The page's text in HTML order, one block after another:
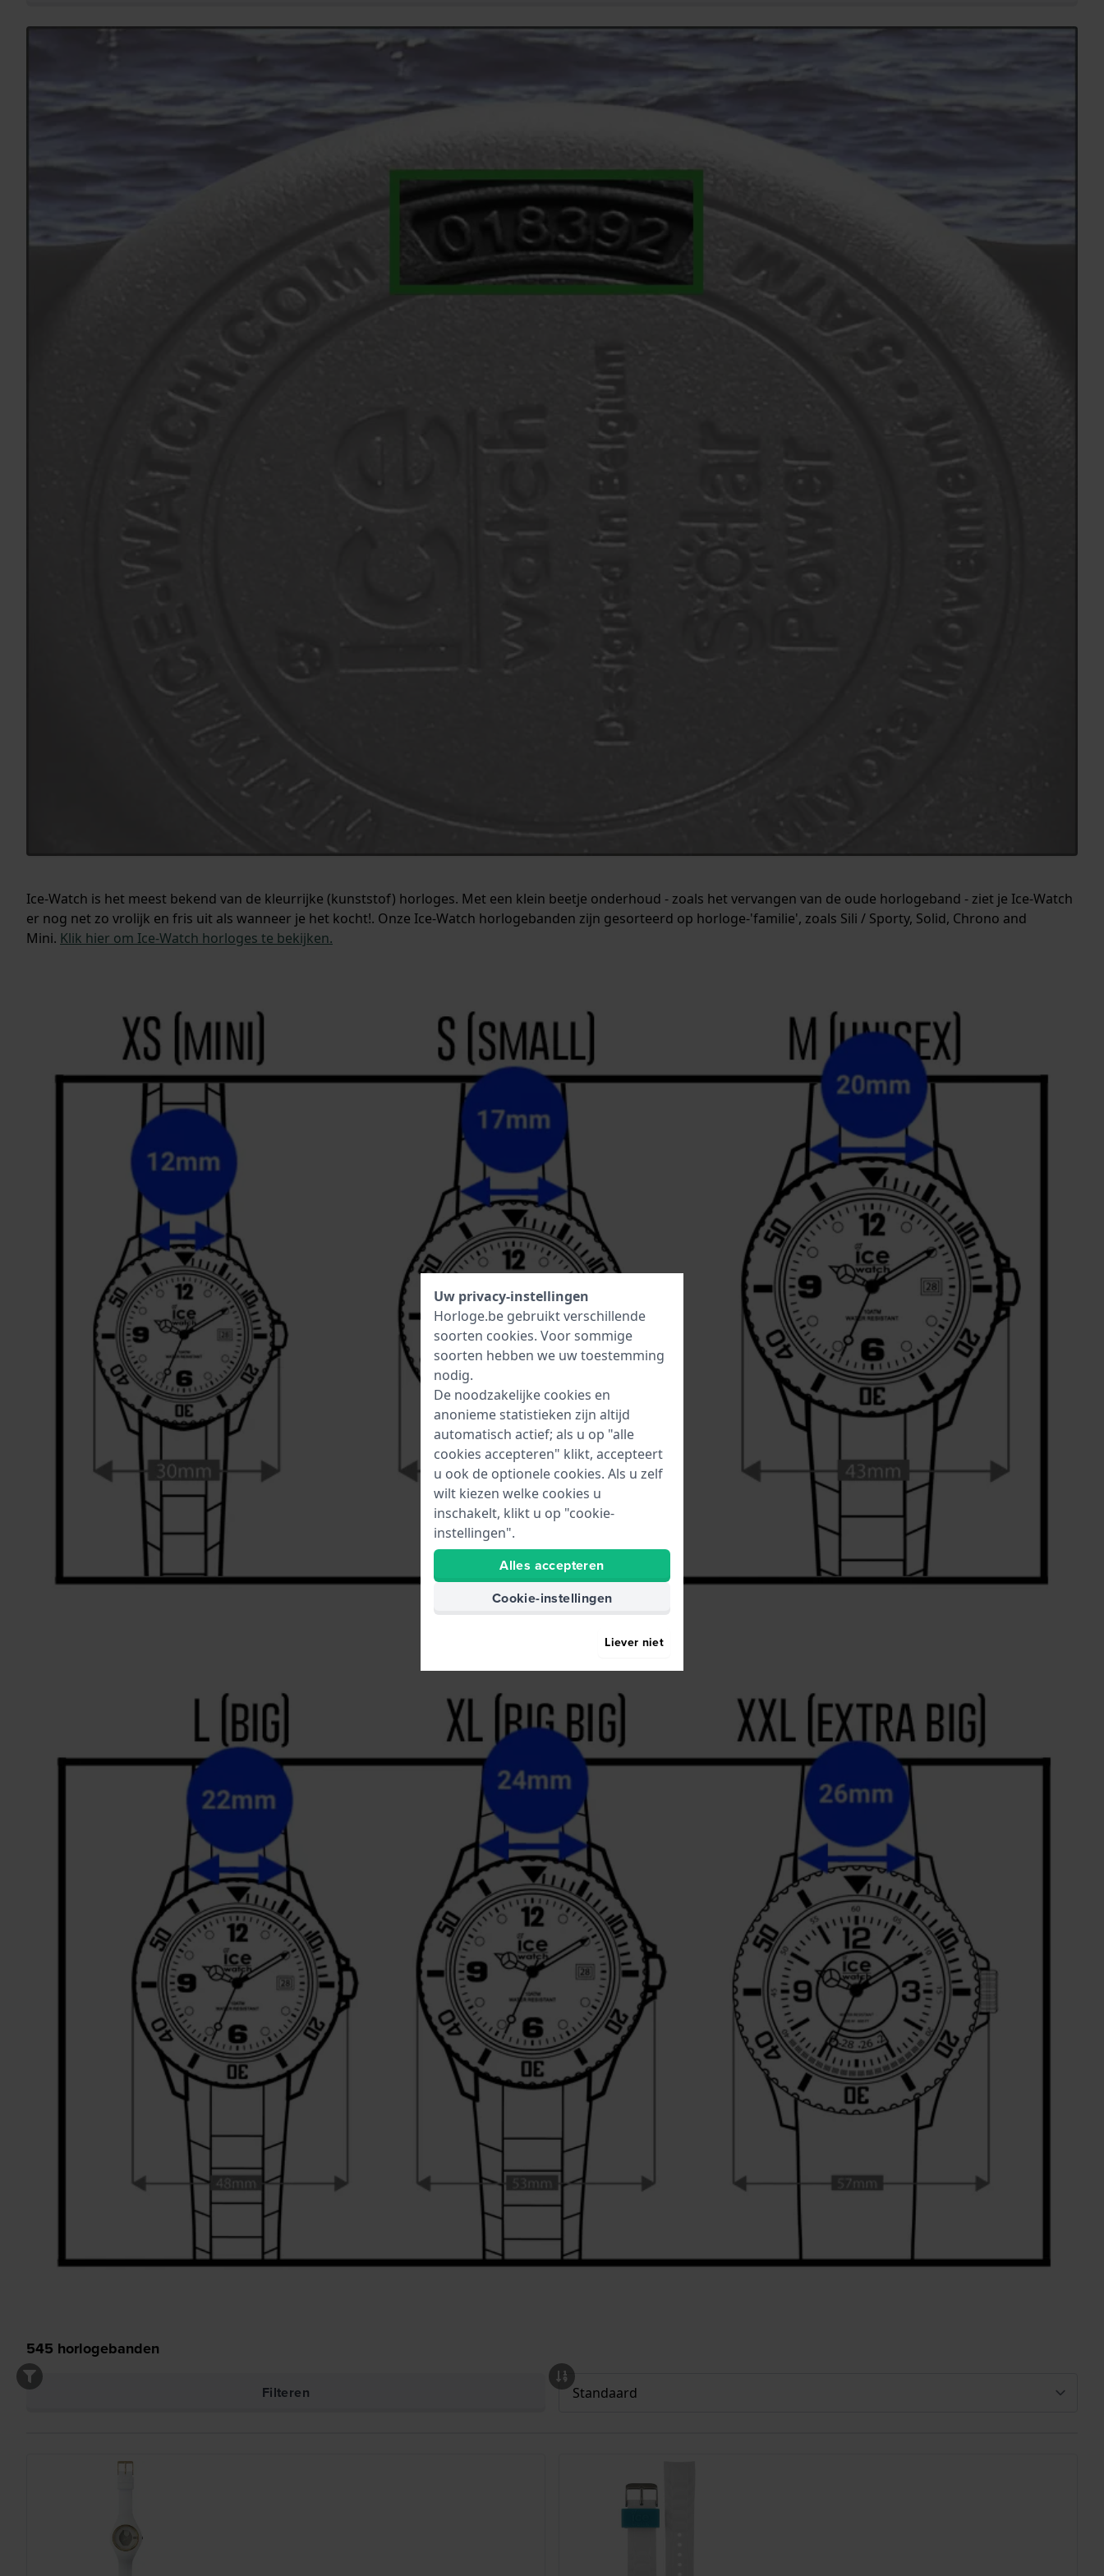
Ice-Watch is het meest bekend van de kleurrijke (kunststof) horloges. Met een klein beetje onderhoud - zoals het vervangen van de oude horlogeband - ziet je Ice-Watch
er nog net zo vrolijk en fris uit als wanneer je het kocht!. Onze Ice-Watch horlogebanden zijn gesorteerd op horloge-'familie', zoals Sili / Sporty, Solid, Chrono and
Mini. Klik hier om Ice-Watch horloges te bekijken.
545 horlogebanden
Filteren
Uw privacy-instellingen
Horloge.be gebruikt verschillende
soorten cookies. Voor sommige
soorten hebben we uw toestemming
nodig.
De noodzakelijke cookies en
anonieme statistieken zijn altijd
automatisch actief; als u op "alle
cookies accepteren" klikt, accepteert
u ook de optionele cookies. Als u zelf
wilt kiezen welke cookies u
inschakelt, klikt u op "cookie-
instellingen".
Alles accepteren
Cookie-instellingen
Liever niet